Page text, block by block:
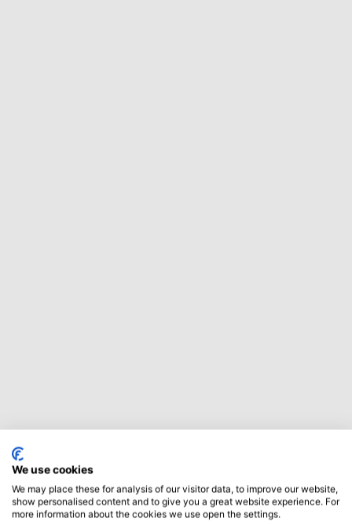
We use cookies
We may place these for analysis of our visitor data, to improve our website,
show personalised content and to give you a great website experience. For
more information about the cookies we use open the settings.